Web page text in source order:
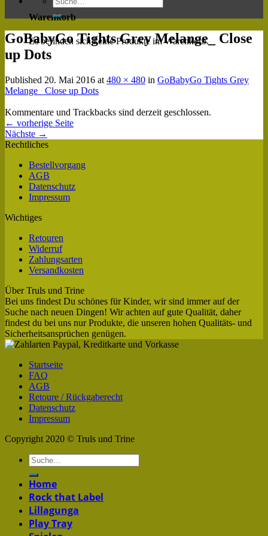
Warenkorb
Es befinden sich keine Produkte im Warenkorb.
GoBabyGo Tights Grey Melange_ Close
up Dots
Published 20. Mai 2016 at 480 × 480 in GoBabyGo Tights Grey
Melange_ Close up Dots
Kommentare und Trackbacks sind derzeit geschlossen.
← vorherige Seite
Nächste →
Rechtliches
Bestellvorgang
AGB
Datenschutz
Impressum
Wichtiges
Retouren
Widerruf
Zahlungsarten
Versandkosten
Über Truls und Trine
Bei uns findest Du schönes für Kinder, wir sind immer auf der
Suche nach neuen Dingen! Wir achten auf gute Qualität, daher
findest du bei uns nur Produkte, die unseren hohen Qualitäts- und
Sicherheitsansprüchen genügen.
Startseite
FAQ
AGB
Retoure / Rückgaberecht
Datenschutz
Impressum
Copyright 2020 © Truls und Trine
Home
Rock that Label
Lillagunga
Play Tray